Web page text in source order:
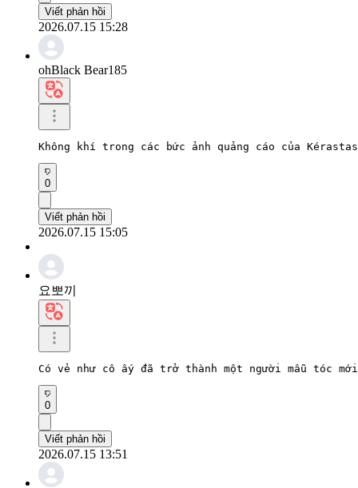
Viết phản hồi
2026.07.15 15:28
ohBlack Bear185
Không khí trong các bức ảnh quảng cáo của
0
Viết phản hồi
2026.07.15 15:05
요뽀끼
Có vẻ như cô ấy đã trở thành một người mẫu tóc
0
Viết phản hồi
2026.07.15 13:51